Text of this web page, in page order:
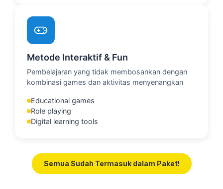
Metode Interaktif & Fun
Pembelajaran yang tidak membosankan dengan
kombinasi games dan aktivitas menyenangkan
Educational games
Role playing
Digital learning tools
Semua Sudah Termasuk dalam Paket!